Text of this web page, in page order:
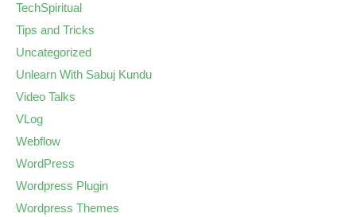
TechSpiritual
Tips and Tricks
Uncategorized
Unlearn With Sabuj Kundu
Video Talks
VLog
Webflow
WordPress
Wordpress Plugin
Wordpress Themes